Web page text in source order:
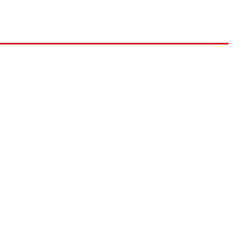
les progrès du Tchad en matière de